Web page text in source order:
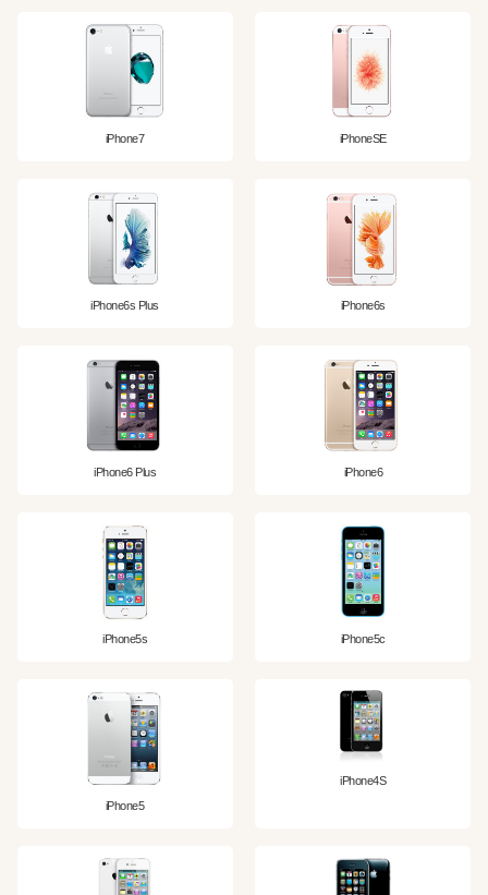
iPhone7 iPhoneSE
iPhone6s Plus iPhone6s
iPhone6 Plus iPhone6
iPhone5s iPhone5c
iPhone5
iPhone4S